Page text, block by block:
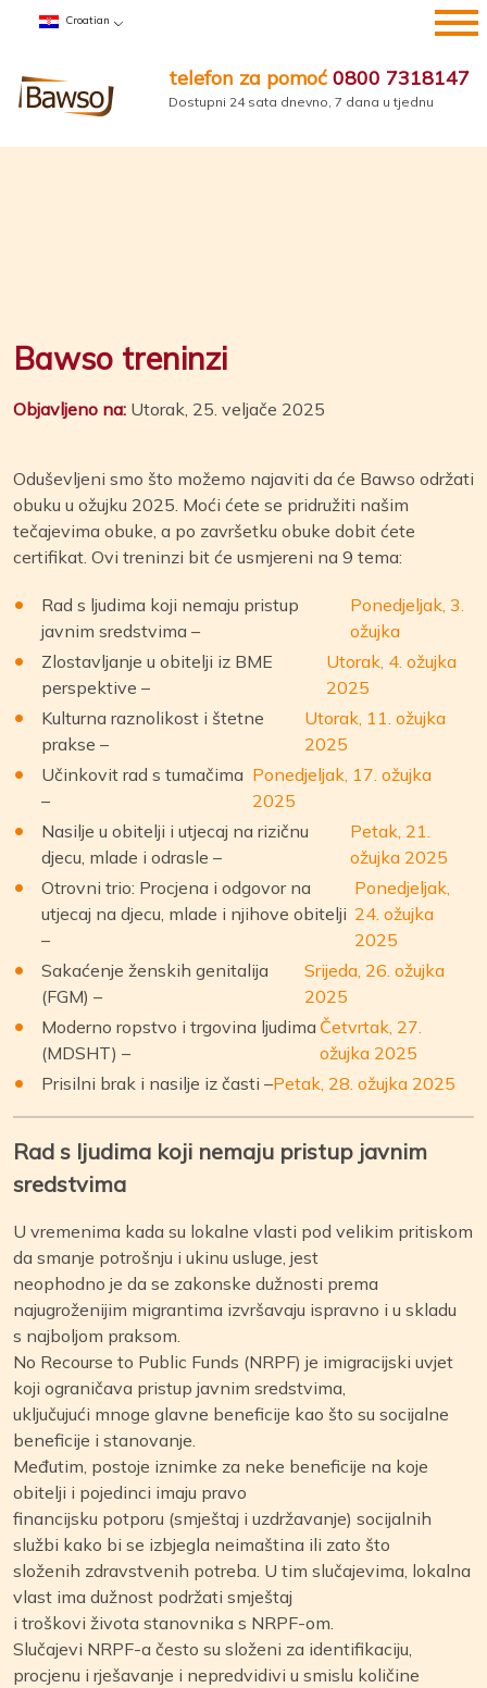
PreskočiCroatian
telefon za pomoć 0800 7318147
Dostupni 24 sata dnevno, 7 dana u tjednu
Bawso treninzi
Objavljeno na: Utorak, 25. veljače 2025
Oduševljeni smo što možemo najaviti da će Bawso održati
obuku u ožujku 2025. Moći ćete se pridružiti našim
tečajevima obuke, a po završetku obuke dobit ćete
certifikat. Ovi treninzi bit će usmjereni na 9 tema:
Rad s ljudima koji nemaju pristup
javnim sredstvima –
Ponedjeljak, 3.
ožujka
Zlostavljanje u obitelji iz BME
perspektive –
Utorak, 4. ožujka
2025
Kulturna raznolikost i štetne
prakse –
Utorak, 11. ožujka
2025
Učinkovit rad s tumačima
–
Ponedjeljak, 17. ožujka
2025
Nasilje u obitelji i utjecaj na rizičnu
djecu, mlade i odrasle –
Petak, 21.
ožujka 2025
Otrovni trio: Procjena i odgovor na
utjecaj na djecu, mlade i njihove obitelji
–
Ponedjeljak,
24. ožujka
2025
Sakaćenje ženskih genitalija
(FGM) –
Srijeda, 26. ožujka
2025
Moderno ropstvo i trgovina ljudima
(MDSHT) –
Četvrtak, 27.
ožujka 2025
Prisilni brak i nasilje iz časti –Petak, 28. ožujka 2025
Rad s ljudima koji nemaju pristup javnim
sredstvima
U vremenima kada su lokalne vlasti pod velikim pritiskom
da smanje potrošnju i ukinu usluge, jest
neophodno je da se zakonske dužnosti prema
najugroženijim migrantima izvršavaju ispravno i u skladu
s najboljom praksom.
No Recourse to Public Funds (NRPF) je imigracijski uvjet
koji ograničava pristup javnim sredstvima,
uključujući mnoge glavne beneficije kao što su socijalne
beneficije i stanovanje.
Međutim, postoje iznimke za neke beneficije na koje
obitelji i pojedinci imaju pravo
financijsku potporu (smještaj i uzdržavanje) socijalnih
službi kako bi se izbjegla neimaština ili zato što
složenih zdravstvenih potreba. U tim slučajevima, lokalna
vlast ima dužnost podržati smještaj
i troškovi života stanovnika s NRPF-om.
Slučajevi NRPF-a često su složeni za identifikaciju,
procjenu i rješavanje i nepredvidivi u smislu količine